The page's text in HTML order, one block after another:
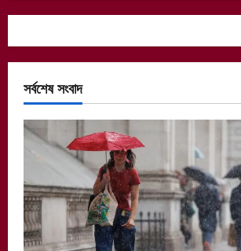
সর্বশেষ সংবাদ